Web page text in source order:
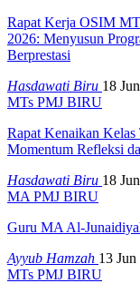
Rapat Kerja OSIM
2026: Menyusun
Berprestasi
Hasdawati Biru 18
MTs PMJ BIRU
Rapat Kenaikan
Momentum Refleksi
Hasdawati Biru 18
MA PMJ BIRU
Guru MA Al-
Ayyub Hamzah 13
MTs PMJ BIRU